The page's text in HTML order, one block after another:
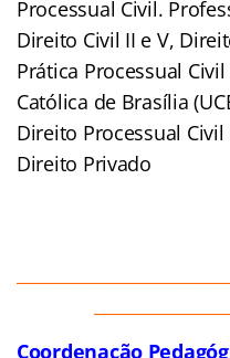
Processual Civil.
Direito Civil II e V,
Prática Processual
Católica de Brasília
Direito Processual
Direito Privado
Coordenação